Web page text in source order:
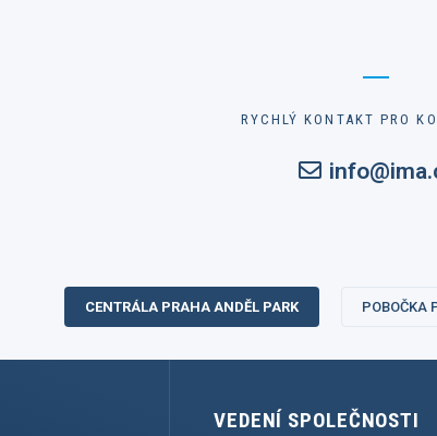
RYCHLÝ KONTAKT PRO
CENTRÁLA PRAHA ANDĚL PARK POBOČKA
VEDENÍ SPOLEČNOSTI